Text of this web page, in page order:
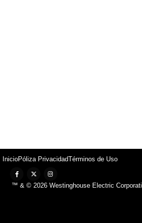
InicioPóliza PrivacidadTérminos de Uso
™ & © 2026 Westinghouse Electric